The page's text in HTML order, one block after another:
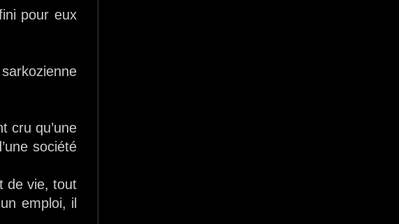
pour eux
cru qu’une
société
de vie, tout
emploi, il